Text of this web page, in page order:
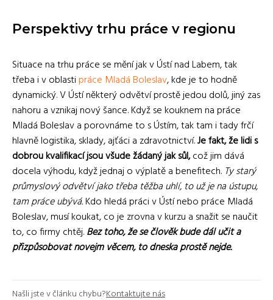
Perspektivy trhu práce v regionu
Situace na trhu práce se mění jak v Ústí nad Labem, tak
třeba i v oblastipráce Mladá Boleslav, kde je to hodně
dynamický. V Ústí některý odvětví prostě jedou dolů, jiný zas
nahoru a vznikaj nový šance. Když se kouknem na práce
Mladá Boleslav a porovnáme to s Ústím, tak tam i tady frčí
hlavně logistika, sklady, ajťáci a zdravotnictví.Je fakt, že lidi s
dobrou kvalifikací jsou všude žádaný jak sůl,což jim dává
docela výhodu, když jednaj o výplatě a benefitech. Ty starý
průmyslový odvětví jako třeba těžba uhlí, to už je na ústupu,
tam práce ubývá.Kdo hledá práci v Ústí nebo práce Mladá
Boleslav, musí koukat, co je zrovna v kurzu a snažit se naučit
to, co firmy chtěj.Bez toho, že se člověk bude dál učit a
přizpůsobovat novejm věcem, to dneska prostě nejde.
Našli jste v článku chybu?Kontaktujte nás